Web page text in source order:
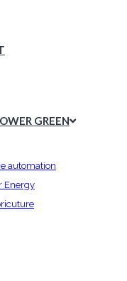
GREEN
automation
Energy